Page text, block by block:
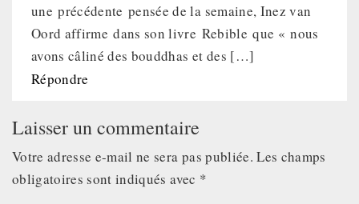
une précédente pensée de la semaine, Inez van
Oord affirme dans son livre Rebible que « nous
avons câliné des bouddhas et des […]
Répondre
Laisser un commentaire
Votre adresse e-mail ne sera pas publiée. Les champs
obligatoires sont indiqués avec *